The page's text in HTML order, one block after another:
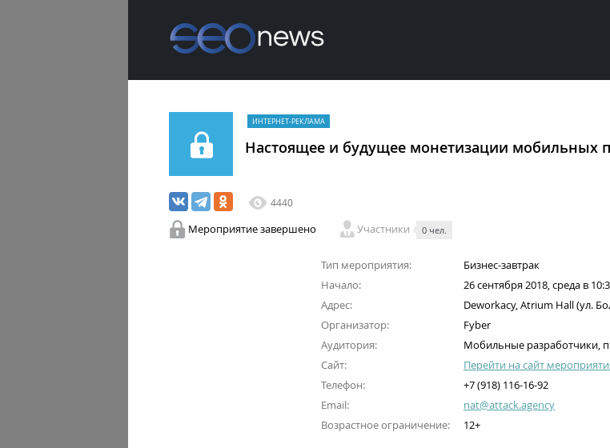
ИНТЕРНЕТ-РЕКЛАМА
Настоящее и будущее монетизации мобильных
4440
Мероприятие завершено Участники 0 чел.
Тип мероприятия:
Бизнес-завтрак
Начало:
26 сентября 2018, среда в
Адрес:
Deworkacy, Atrium Hall (ул.
Организатор:
Fyber
Аудитория:
Мобильные разработчики,
Сайт:
Перейти на сайт
Телефон:
+7 (918) 116-16-92
Email:
nat@attack.agency
Возрастное ограничение:
12+